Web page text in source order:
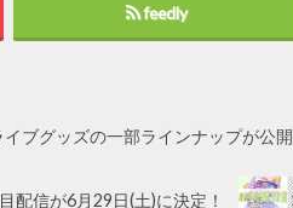
feedly
ブグッズの一部ラインナップが公開
配信が6月29日(土)に決定！